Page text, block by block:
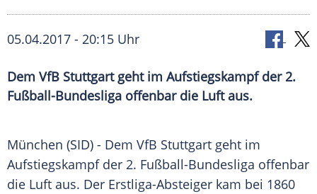
05.04.2017 - 20:15 Uhr
Dem VfB Stuttgart geht im Aufstiegskampf der 2.
Fußball-Bundesliga offenbar die Luft aus.
München (SID) - Dem VfB Stuttgart geht im
Aufstiegskampfder 2. Fußball-Bundesliga offenbar
die Luft aus. Der Erstliga-Absteiger kam bei 1860